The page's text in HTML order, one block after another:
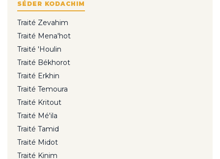
SÉDER KODACHIM
Traité Zevahim
Traité Mena'hot
Traité 'Houlin
Traité Békhorot
Traité Erkhin
Traité Temoura
Traité Kritout
Traité Mé'ila
Traité Tamid
Traité Midot
Traité Kinim